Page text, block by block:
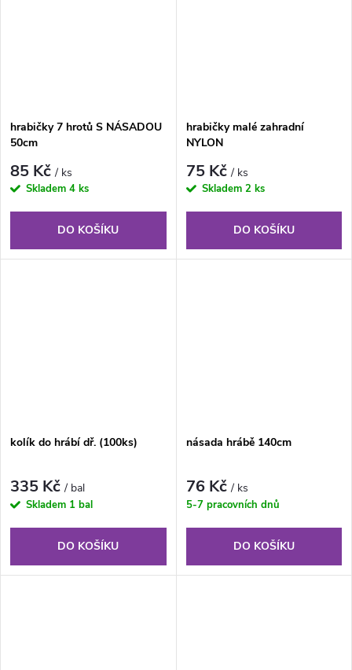
hrabičky 7 hrotů S NÁSADOU
50cm
85 Kč/ ks
Skladem 4 ks
DO KOŠÍKU
hrabičky malé zahradní
NYLON
75 Kč/ ks
Skladem 2 ks
DO KOŠÍKU
kolík do hrábí dř. (100ks)
335 Kč/ bal
Skladem 1 bal
DO KOŠÍKU
násada hrábě 140cm
76 Kč/ ks
5-7 pracovních dnů
DO KOŠÍKU